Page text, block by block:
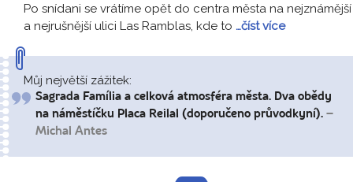
Po snídani se vrátíme opět do centra města na nejznámější
a nejrušnější ulici Las Ramblas, kde to …číst více
Můj největší zážitek:
Sagrada Família a celková atmosféra města. Dva obědy
na náměstíčku Placa Reilal (doporučeno průvodkyní). –
Michal Antes